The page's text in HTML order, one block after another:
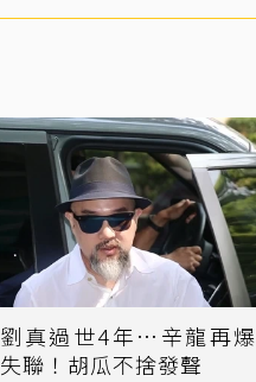
劉真過世4年…辛龍再爆
失聯！胡瓜不捨發聲